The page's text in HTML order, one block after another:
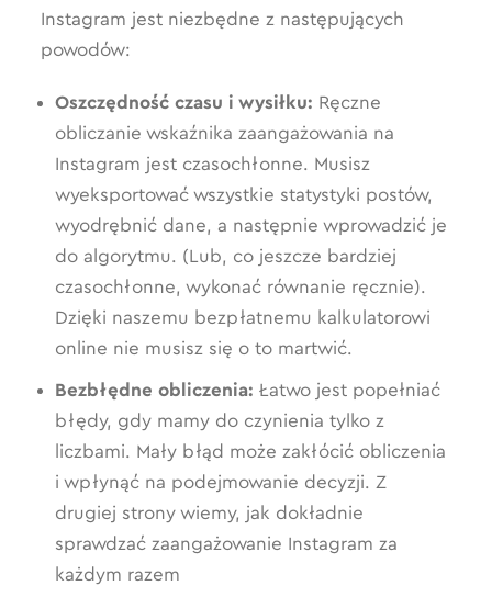
Instagram jest niezbędne z następujących
powodów:
Oszczędność czasu i wysiłku: Ręczne
obliczanie wskaźnika zaangażowania na
Instagram jest czasochłonne. Musisz
wyeksportować wszystkie statystyki postów,
wyodrębnić dane, a następnie wprowadzić je
do algorytmu. (Lub, co jeszcze bardziej
czasochłonne, wykonać równanie ręcznie).
Dzięki naszemu bezpłatnemu kalkulatorowi
online nie musisz się o to martwić.
Bezbłędne obliczenia: Łatwo jest popełniać
błędy, gdy mamy do czynienia tylko z
liczbami. Mały błąd może zakłócić obliczenia
i wpłynąć na podejmowanie decyzji. Z
drugiej strony wiemy, jak dokładnie
sprawdzać zaangażowanie Instagram za
każdym razem